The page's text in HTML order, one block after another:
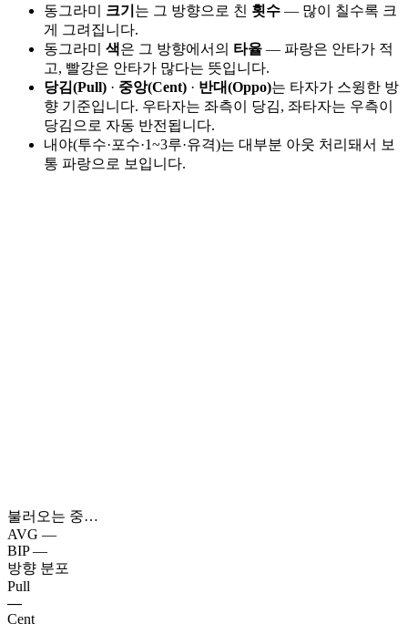
동그라미 크기 는 그 방향으로 친 횟수 — 많이 칠수록 크
게 그려집니다.
동그라미 색은 그 방향에서의 타율 — 파랑은 안타가 적
고, 빨강은 안타가 많다는 뜻입니다.
당김(Pull) · 중앙(Cent) · 반대(Oppo)는 타자가 스윙한 방
향 기준입니다. 우타자는 좌측이 당김, 좌타자는 우측이
당김으로 자동 반전됩니다.
내야(투수·포수·1~3루·유격)는 대부분 아웃 처리돼서 보
통 파랑으로 보입니다.
불러오는 중…
AVG —
BIP —
방향 분포
Pull
—
Cent